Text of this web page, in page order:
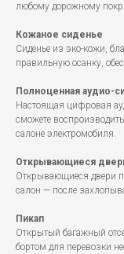
любому дорожному
Кожаное сиденье
Сиденье из эко-кожи,
правильную осанку,
Полноценная аудио-
Настоящая цифровая
сможете
салоне электромобиля.
Открывающиеся
Открывающиеся двери
салон — после
Пикап
Открытый багажный
бортом для перевозки